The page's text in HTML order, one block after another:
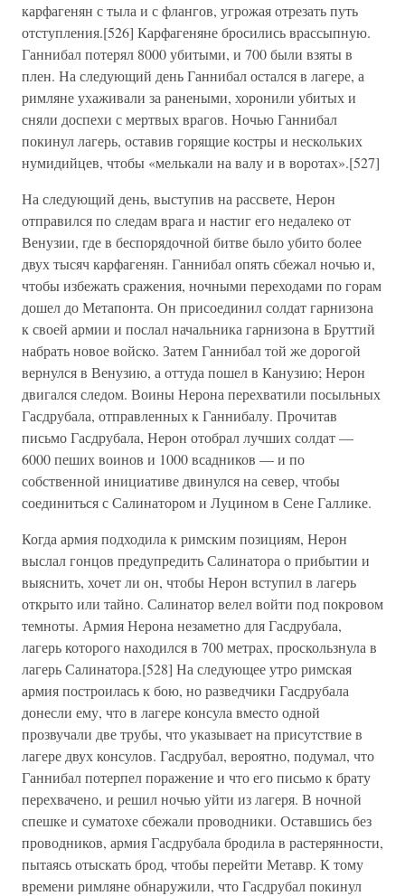
карфагенян с тыла и с флангов, угрожая отрезать путь
отступления.[526] Карфагеняне бросились врассыпную.
Ганнибал потерял 8000 убитыми, и 700 были взяты в
плен. На следующий день Ганнибал остался в лагере, а
римляне ухаживали за ранеными, хоронили убитых и
сняли доспехи с мертвых врагов. Ночью Ганнибал
покинул лагерь, оставив горящие костры и нескольких
нумидийцев, чтобы «мелькали на валу и в воротах».[527]
На следующий день, выступив на рассвете, Нерон
отправился по следам врага и настиг его недалеко от
Венузии, где в беспорядочной битве было убито более
двух тысяч карфагенян. Ганнибал опять сбежал ночью и,
чтобы избежать сражения, ночными переходами по горам
дошел до Метапонта. Он присоединил солдат гарнизона
к своей армии и послал начальника гарнизона в Бруттий
набрать новое войско. Затем Ганнибал той же дорогой
вернулся в Венузию, а оттуда пошел в Канузию; Нерон
двигался следом. Воины Нерона перехватили посыльных
Гасдрубала, отправленных к Ганнибалу. Прочитав
письмо Гасдрубала, Нерон отобрал лучших солдат —
6000 пеших воинов и 1000 всадников — и по
собственной инициативе двинулся на север, чтобы
соединиться с Салинатором и Луцином в Сене Галлике.
Когда армия подходила к римским позициям, Нерон
выслал гонцов предупредить Салинатора о прибытии и
выяснить, хочет ли он, чтобы Нерон вступил в лагерь
открыто или тайно. Салинатор велел войти под покровом
темноты. Армия Нерона незаметно для Гасдрубала,
лагерь которого находился в 700 метрах, проскользнула в
лагерь Салинатора.[528] На следующее утро римская
армия построилась к бою, но разведчики Гасдрубала
донесли ему, что в лагере консула вместо одной
прозвучали две трубы, что указывает на присутствие в
лагере двух консулов. Гасдрубал, вероятно, подумал, что
Ганнибал потерпел поражение и что его письмо к брату
перехвачено, и решил ночью уйти из лагеря. В ночной
спешке и суматохе сбежали проводники. Оставшись без
проводников, армия Гасдрубала бродила в растерянности,
пытаясь отыскать брод, чтобы перейти Метавр. К тому
времени римляне обнаружили, что Гасдрубал покинул